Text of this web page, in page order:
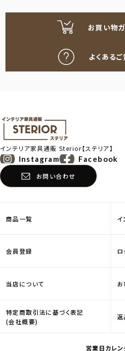
お買い物
よくある
インテリア家具通販Sterior【ステリア】
Instagram Facebook
お問い合わせ
商品一覧 イ
会員登録 ロ
当店について
特定商取引法に基づく表記
(会社概要)
返
営業日カレン